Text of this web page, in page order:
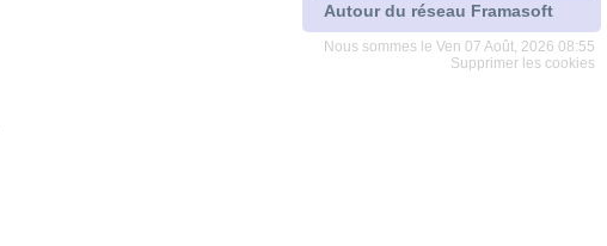
Autour du réseau Framasoft
Nous sommes le Ven 07 Août, 2026 08:55
Supprimer les cookies